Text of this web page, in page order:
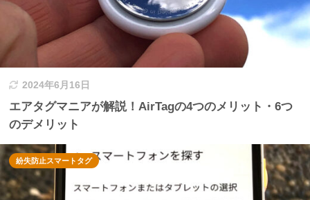
2024年6月16日
エアタグマニアが解説！AirTagの4つのメリット・6つ
のデメリット
紛失防止スマートタグ